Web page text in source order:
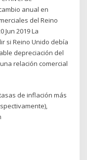
anual en
del Reino
2019 La
si Reino Unido debía
depreciación del
relación comercial
de inflación más